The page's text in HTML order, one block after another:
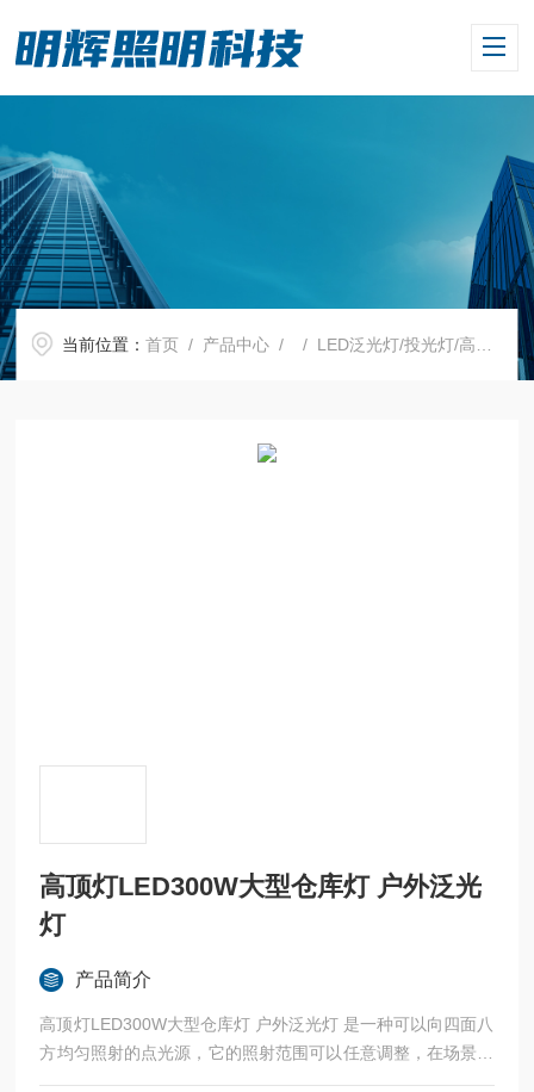
当前位置：首页 / 产品中心 / / LED泛光灯/投光灯/高顶灯 /
高顶灯LED300W大型仓库灯 户外泛光
灯
产品简介
高顶灯LED300W大型仓库灯 户外泛光灯 是一种可以向四面八
方均匀照射的点光源，它的照射范围可以任意调整，在场景中
表现为一个正八面体的图标。